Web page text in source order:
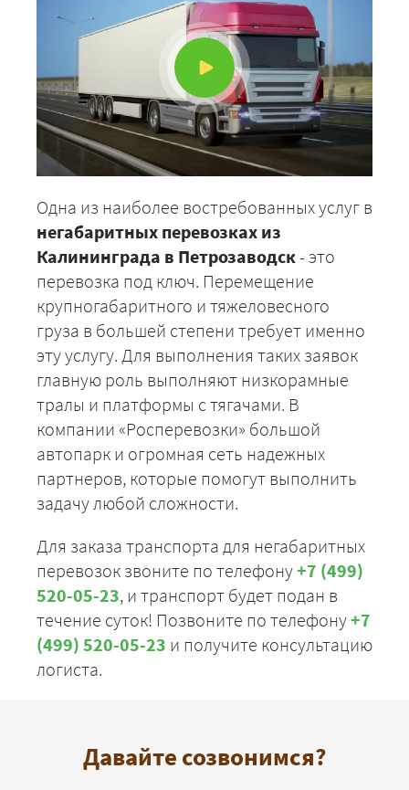
Одна из наиболее востребованных услуг в
негабаритных перевозках из
Калининграда в Петрозаводск- это
перевозка под ключ. Перемещение
крупногабаритного и тяжеловесного
груза в большей степени требует именно
эту услугу. Для выполнения таких заявок
главную роль выполняют низкорамные
тралы и платформы с тягачами. В
компании «Росперевозки» большой
автопарк и огромная сеть надежных
партнеров, которые помогут выполнить
задачу любой сложности.
Для заказа транспорта для негабаритных
перевозок звоните по телефону+7 (499)
520-05-23, и транспорт будет подан в
течение суток! Позвоните по телефону+7
(499) 520-05-23 и получите консультацию
логиста.
Давайте созвонимся?